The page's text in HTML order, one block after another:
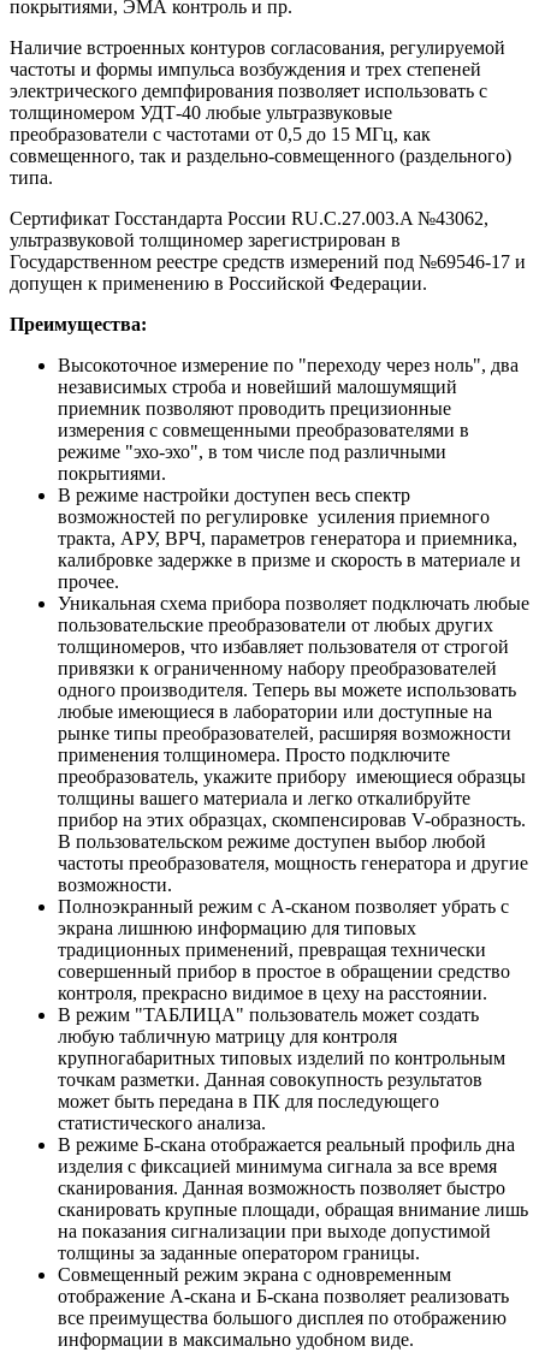
покрытиями, ЭМА контроль и пр.
Наличие встроенных контуров согласования, регулируемой
частоты и формы импульса возбуждения и трех степеней
электрического демпфирования позволяет использовать с
толщиномером УДТ-40 любые ультразвуковые
преобразователи с частотами от 0,5 до 15 МГц, как
совмещенного, так и раздельно-совмещенного (раздельного)
типа.
Сертификат Госстандарта России RU.C.27.003.A №43062,
ультразвуковой толщиномер зарегистрирован в
Государственном реестре средств измерений под №69546-17 и
допущен к применению в Российской Федерации.
Преимущества:
Высокоточное измерение по "переходу через ноль", два
независимых строба и новейший малошумящий
приемник позволяют проводить прецизионные
измерения с совмещенными преобразователями в
режиме "эхо-эхо", в том числе под различными
покрытиями.
В режиме настройки доступен весь спектр
возможностей по регулировке усиления приемного
тракта, АРУ, ВРЧ, параметров генератора и приемника,
калибровке задержке в призме и скорость в материале и
прочее.
Уникальная схема прибора позволяет подключать любые
пользовательские преобразователи от любых других
толщиномеров, что избавляет пользователя от строгой
привязки к ограниченному набору преобразователей
одного производителя. Теперь вы можете использовать
любые имеющиеся в лаборатории или доступные на
рынке типы преобразователей, расширяя возможности
применения толщиномера. Просто подключите
преобразователь, укажите прибору имеющиеся образцы
толщины вашего материала и легко откалибруйте
прибор на этих образцах, скомпенсировав V-образность.
В пользовательском режиме доступен выбор любой
частоты преобразователя, мощность генератора и другие
возможности.
Полноэкранный режим с А-сканом позволяет убрать с
экрана лишнюю информацию для типовых
традиционных применений, превращая технически
совершенный прибор в простое в обращении средство
контроля, прекрасно видимое в цеху на расстоянии.
В режим "ТАБЛИЦА" пользователь может создать
любую табличную матрицу для контроля
крупногабаритных типовых изделий по контрольным
точкам разметки. Данная совокупность результатов
может быть передана в ПК для последующего
статистического анализа.
В режиме Б-скана отображается реальный профиль дна
изделия с фиксацией минимума сигнала за все время
сканирования. Данная возможность позволяет быстро
сканировать крупные площади, обращая внимание лишь
на показания сигнализации при выходе допустимой
толщины за заданные оператором границы.
Совмещенный режим экрана с одновременным
отображение А-скана и Б-скана позволяет реализовать
все преимущества большого дисплея по отображению
информации в максимально удобном виде.